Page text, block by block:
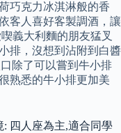
巧克力冰淇淋般的香
客人喜好客製調酒，讓
義大利麵的朋友猛叉
排，沒想到沾附到白醬
除了可以嘗到牛小排
熟悉的牛小排更加美
四人座為主,適合同學